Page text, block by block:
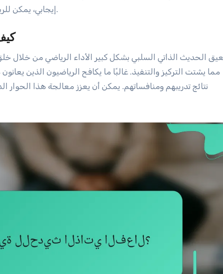
إيجابي، يمكن للرياضيين إدارة التوتر بشكل فعال وتعزيز قوتهم العقلية العامة.
الحديث الذاتي السلبي بشكل كبير الأداء الرياضي من خلال
مما يشتت التركيز والتنفيذ. غالبًا ما يكافح الرياضيون الذين
نتائج تدريبهم ومنافساتهم. يمكن أن يعزز معالجة هذا الحوار